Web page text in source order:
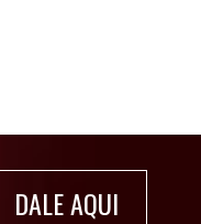
DALE AQUI